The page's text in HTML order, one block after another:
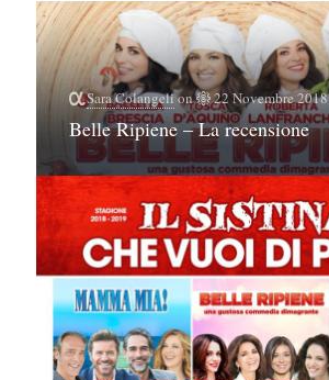
Sara Colangelion 22 Novembre 2018
Belle Ripiene – La recensione